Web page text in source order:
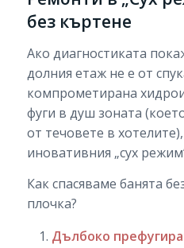
без къртене
Ако диагностиката
долния етаж не е от
компрометирана
фуги в душ зоната
от течовете в
иновативния „сух
Как спасяваме банята
плочка?
Дълбоко